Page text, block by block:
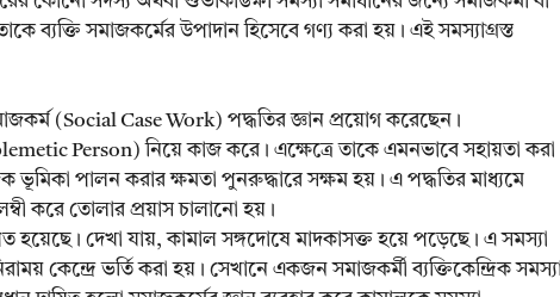
তাকে ব্যক্তি সমাজকর্মের উপাদান হিসেবে গণ্য করা হয়। এই সমস্যাগ্রস্ত
(Social Case Work) পদ্ধতির জ্ঞান প্রয়োগ করেছেন।
Person) নিয়ে কাজ করে। এক্ষেত্রে তাকে এমনভাবে সহায়তা করা
ভূমিকা পালন করার ক্ষমতা পুনরুদ্ধারে সক্ষম হয়। এ পদ্ধতির মাধ্যমে
করে তোলার প্রয়াস চালানো হয়।
হয়েছে। দেখা যায়, কামাল সঙ্গদোষে মাদকাসক্ত হয়ে পড়েছে। এ সমস্যা
কেন্দ্রে ভর্তি করা হয়। সেখানে একজন সমাজকর্মী ব্যক্তিকেন্দ্রিক